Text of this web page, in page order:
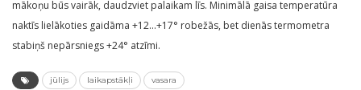
mākoņu būs vairāk, daudzviet palaikam līs. Minimālā gaisa temperatūra
naktīs lielākoties gaidāma +12…+17° robežās, bet dienās termometra
stabiņš nepārsniegs +24° atzīmi.
jūlijs laikapstākļi vasara